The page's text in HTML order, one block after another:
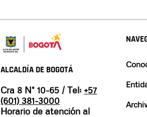
ALCALDÍA DE BOGOTÁ
Cra 8 N° 10-65 / Tel: +57
(601) 381-3000
Horario de atención al